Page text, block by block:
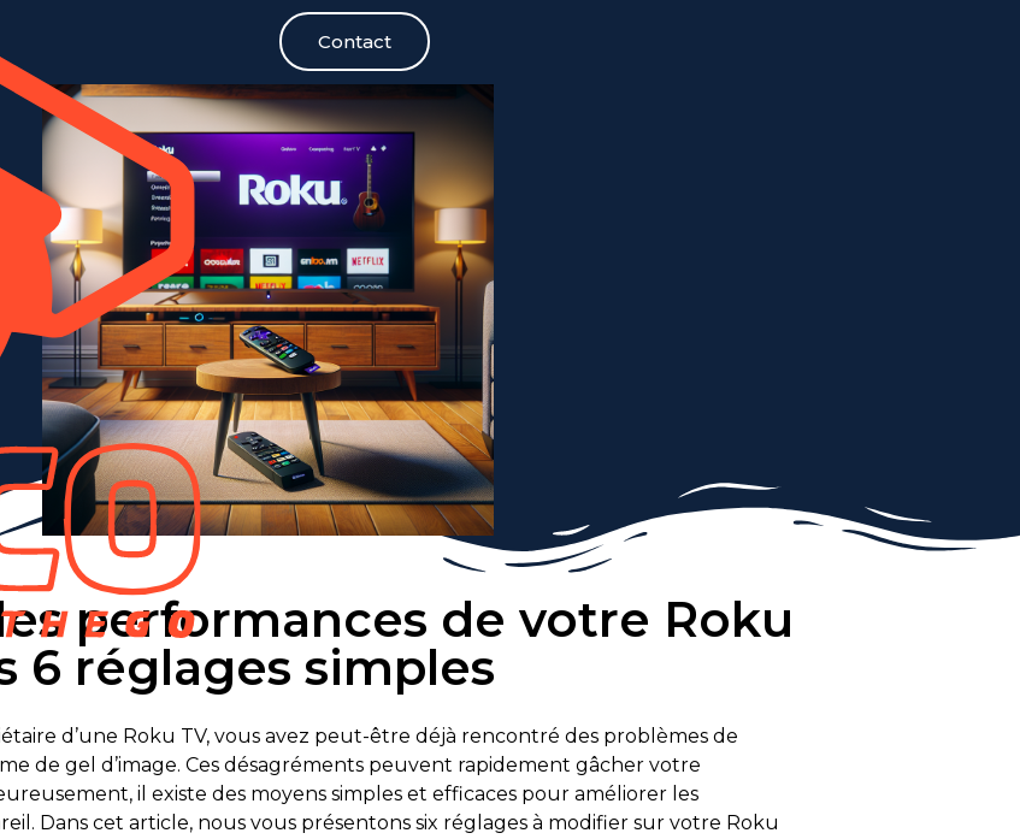
Contact
performances de votre Roku
6 réglages simples
d’une Roku TV, vous avez peut-être déjà rencontré des problèmes de
de gel d’image. Ces désagréments peuvent rapidement gâcher votre
il existe des moyens simples et efficaces pour améliorer les
Dans cet article, nous vous présentons six réglages à modifier sur votre Roku